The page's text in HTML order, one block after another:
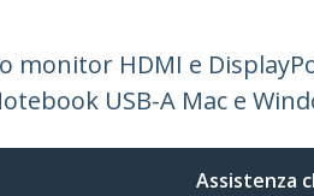
monitor HDMI e
USB-A Mac e
Assistenza